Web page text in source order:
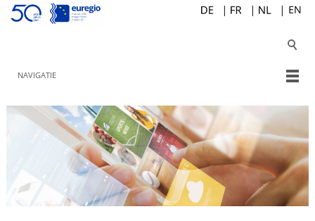
NAVIGATIE